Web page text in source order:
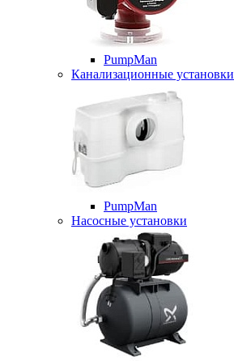
PumpMan
Канализационные установки
PumpMan
Насосные установки